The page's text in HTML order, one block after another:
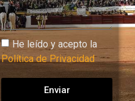
He leído y acepto la
Política de Privacidad
Enviar